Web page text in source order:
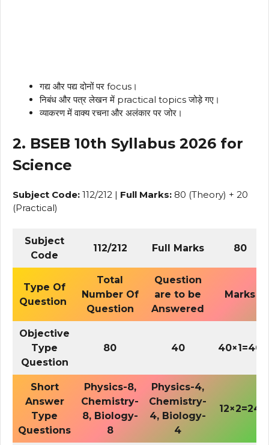
गद्य और पद्य दोनों पर focus।
निबंध और पत्र लेखन में practical topics जोड़े गए।
व्याकरण में वाक्य रचना और अलंकार पर जोर।
2. BSEB 10th Syllabus 2026 for
Science
Subject Code: 112/212 | Full Marks: 80 (Theory) + 20
(Practical)
Subject
Code
112/212 Full Marks 80
Type Of
Question
Total
Number Of
Question
Question
are to be
Answered
Marks
Objective
Type
Question
80 40 40×1=40
Short
Answer
Type
Questions
Physics-8,
Chemistry-
8, Biology-
8
Physics-4,
Chemistry-
4, Biology-
4
12×2=24